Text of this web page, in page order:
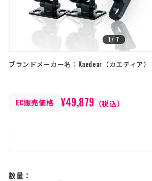
プライバシーポリシー
返金ポリシー
カスタマーハラスメントに対する方
1/ 7
ブランドメーカー名： Kaedear カエディア
EC販売価格 ¥49,879 （税込）
数量：